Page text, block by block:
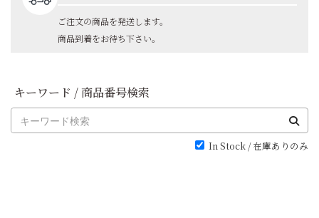
ご注文の商品を発送します。
商品到着をお待ち下さい。
キーワード / 商品番号検索
In Stock / 在庫ありのみ